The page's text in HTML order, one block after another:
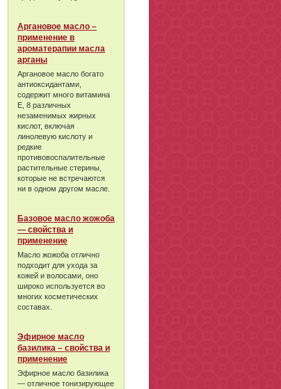
Аргановое масло –
применение в
ароматерапии масла
арганы
Аргановое масло богато
антиоксидантами,
содержит много витамина
Е, 8 различных
незаменимых жирных
кислот, включая
линолевую кислоту и
редкие
противовоспалительные
растительные стерины,
которые не встречаются
ни в одном другом масле.
Базовое масло жожоба
— свойства и
применение
Масло жожоба отлично
подходит для ухода за
кожей и волосами, оно
широко используется во
многих косметических
составах.
Эфирное масло
базилика – свойства и
применение
Эфирное масло базилика
— отличное тонизирующее